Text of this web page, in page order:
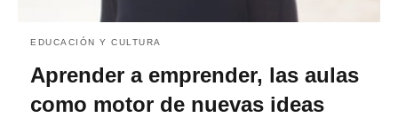
EDUCACIÓN Y CULTURA
Aprender a emprender, las aulas
como motor de nuevas ideas